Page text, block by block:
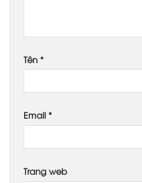
Tên *
Email *
Trang web